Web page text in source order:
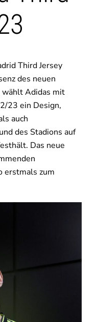
Third Jersey
des neuen
wählt Adidas mit
23 ein Design,
auch
des Stadions auf
Das neue
erstmals zum